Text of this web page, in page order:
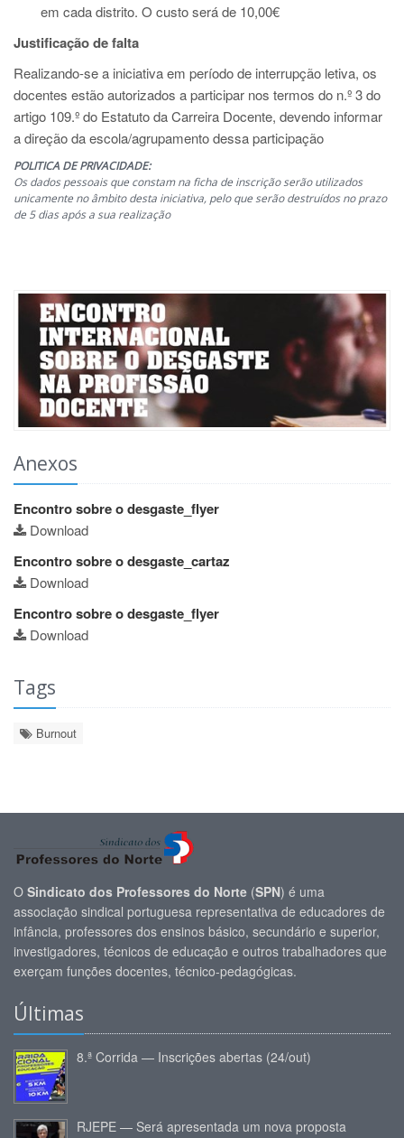
em cada distrito. O custo será de 10,00€
Justificação de falta
Realizando-se a iniciativa em período de interrupção letiva, os
docentes estão autorizados a participar nos termos do n.º 3 do
artigo 109.º do Estatuto da Carreira Docente, devendo informar
a direção da escola/agrupamento dessa participação
POLITICA DE PRIVACIDADE:
Os dados pessoais que constam na ficha de inscrição serão utilizados
unicamente no âmbito desta iniciativa, pelo que serão destruídos no prazo
de 5 dias após a sua realização
Anexos
Encontro sobre o desgaste_flyer
Download
Encontro sobre o desgaste_cartaz
Download
Encontro sobre o desgaste_flyer
Download
Tags
Burnout
O Sindicato dos Professores do Norte (SPN) é uma
associação sindical portuguesa representativa de educadores de
infância, professores dos ensinos básico, secundário e superior,
investigadores, técnicos de educação e outros trabalhadores que
exerçam funções docentes, técnico-pedagógicas.
Últimas
8.ª Corrida — Inscrições abertas (24/out)
RJEPE — Será apresentada um nova proposta